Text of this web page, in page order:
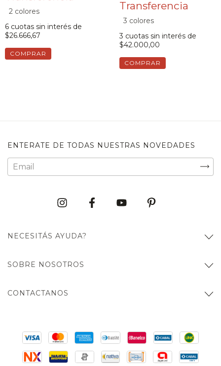
2 colores
6 cuotas sin interés de
$26.666,67
COMPRAR
3 colores
3 cuotas sin interés de
$42.000,00
COMPRAR
ENTERATE DE TODAS NUESTRAS NOVEDADES
NECESITÁS AYUDA?
SOBRE NOSOTROS
CONTACTANOS